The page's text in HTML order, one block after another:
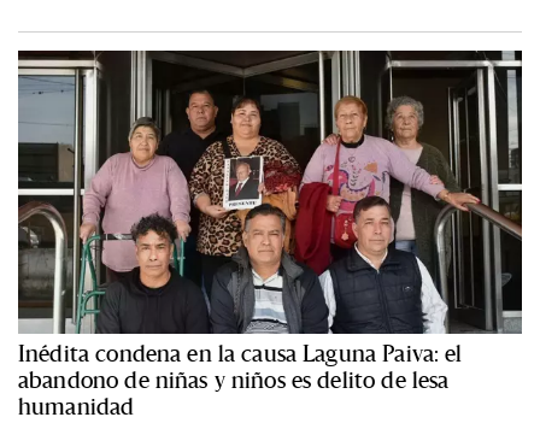
Inédita condena en la causa Laguna Paiva: el
abandono de niñas y niños es delito de lesa
humanidad